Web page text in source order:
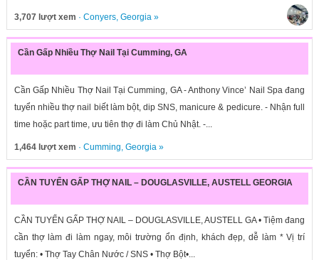
3,707 lượt xem · Conyers, Georgia»
Cần Gấp Nhiều Thợ Nail Tại Cumming, GA
Cần Gấp Nhiều Thợ Nail Tại Cumming, GA - Anthony Vince’ Nail Spa đang
tuyển nhiều thợ nail biết làm bột, dip SNS, manicure & pedicure. - Nhận full
time hoặc part time, ưu tiên thợ đi làm Chủ Nhật. -...
1,464 lượt xem · Cumming, Georgia»
CẦN TUYỂN GẤP THỢ NAIL – DOUGLASVILLE, AUSTELL GEORGIA
CẦN TUYỂN GẤP THỢ NAIL – DOUGLASVILLE, AUSTELL GA • Tiệm đang
cần thợ làm đi làm ngay, môi trường ổn định, khách đẹp, dễ làm * Vị trí
tuyển: • Thợ Tay Chân Nước / SNS • Thợ Bột•...